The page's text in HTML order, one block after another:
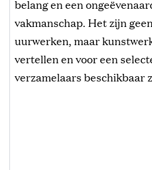
belang en een
vakmanschap. Het zijn
uurwerken, maar
vertellen en voor een
verzamelaars beschikbaar